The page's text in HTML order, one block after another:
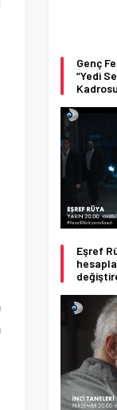
Genç
“Yedi
Eşref